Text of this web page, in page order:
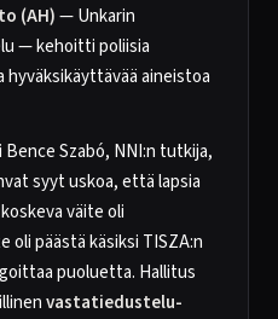
(AH)— Unkarin
— kehoitti poliisia
aineistoa
Bence Szabó, NNI:n tutkija,
syyt uskoa, että lapsia
väite oli
oli päästä käsiksi TISZA:n
puoluetta. Hallitus
vastatiedustelu-